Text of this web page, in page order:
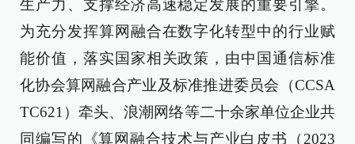
生产力、支撑经济高速稳定发展的重要引擎。
为充分发挥算网融合在数字化转型中的行业赋
能价值，落实国家相关政策，由中国通信标准
化协会算网融合产业及标准推进委员会（CCSA
TC621）牵头、浪潮网络等二十余家单位企业共
同编写的《算网融合技术与产业白皮书（2023